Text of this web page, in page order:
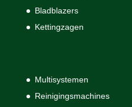
Bladblazers
Kettingzagen
Multisystemen
Reinigingsmachines